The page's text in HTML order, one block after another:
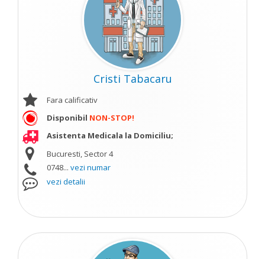
Cristi Tabacaru
Fara calificativ
Disponibil NON-STOP!
Asistenta Medicala la Domiciliu;
Bucuresti, Sector 4
0748... vezi numar
vezi detalii